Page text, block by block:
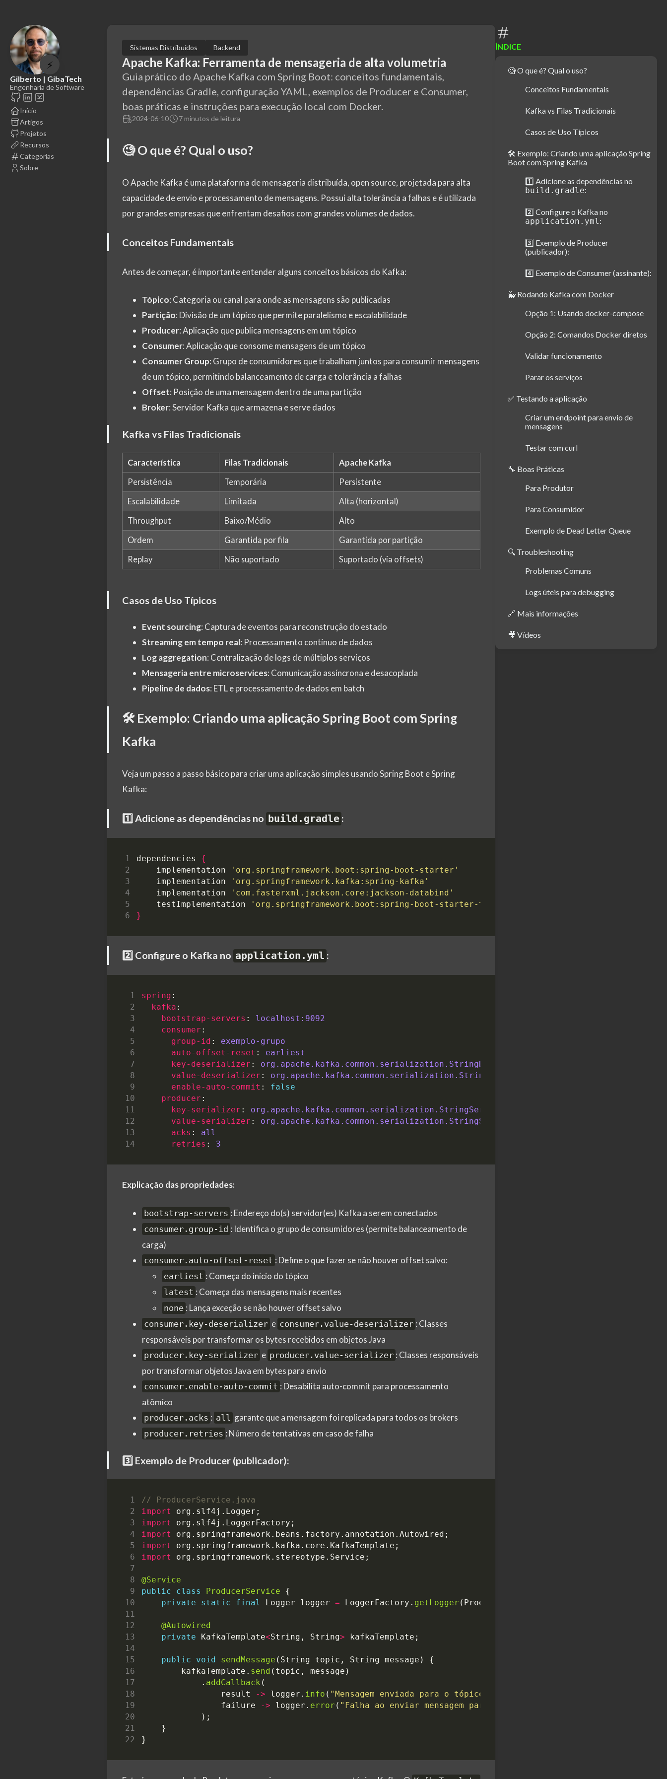
⚡
Gilberto | GibaTech
Engenharia de Software
Início
Artigos
Projetos
Recursos
Categorias
Sobre
ÍNDICE
🧐 O que é? Qual o uso?
Conceitos Fundamentais
Kafka vs Filas Tradicionais
Casos de Uso Típicos
🛠️ Exemplo: Criando uma aplicação Spring
Boot com Spring Kafka
1️⃣ Adicione as dependências no
build.gradle:
2️⃣ Configure o Kafka no
application.yml:
3️⃣ Exemplo de Producer
(publicador):
4️⃣ Exemplo de Consumer (assinante):
🐳 Rodando Kafka com Docker
Opção 1: Usando docker-compose
Opção 2: Comandos Docker diretos
Validar funcionamento
Parar os serviços
✅ Testando a aplicação
Criar um endpoint para envio de
mensagens
Testar com curl
🔧 Boas Práticas
Para Produtor
Para Consumidor
Exemplo de Dead Letter Queue
🔍 Troubleshooting
Problemas Comuns
Logs úteis para debugging
🔗 Mais informações
🎥 Vídeos
Sistemas Distribuídos Backend
Apache Kafka: Ferramenta de mensageria de alta volumetria
Guia prático do Apache Kafka com Spring Boot: conceitos fundamentais,
dependências Gradle, configuração YAML, exemplos de Producer e Consumer,
boas práticas e instruções para execução local com Docker.
2024-06-10 7 minutos de leitura
🧐 O que é? Qual o uso?
O Apache Kafka é uma plataforma de mensageria distribuída, open source, projetada para alta
capacidade de envio e processamento de mensagens. Possui alta tolerância a falhas e é utilizada
por grandes empresas que enfrentam desafios com grandes volumes de dados.
Conceitos Fundamentais
Antes de começar, é importante entender alguns conceitos básicos do Kafka:
Tópico: Categoria ou canal para onde as mensagens são publicadas
Partição: Divisão de um tópico que permite paralelismo e escalabilidade
Producer: Aplicação que publica mensagens em um tópico
Consumer: Aplicação que consome mensagens de um tópico
Consumer Group: Grupo de consumidores que trabalham juntos para consumir mensagens
de um tópico, permitindo balanceamento de carga e tolerância a falhas
Offset: Posição de uma mensagem dentro de uma partição
Broker: Servidor Kafka que armazena e serve dados
Kafka vs Filas Tradicionais
Característica Filas Tradicionais Apache Kafka
Persistência Temporária Persistente
Escalabilidade Limitada Alta (horizontal)
Throughput Baixo/Médio Alto
Ordem Garantida por fila Garantida por partição
Replay Não suportado Suportado (via offsets)
Casos de Uso Típicos
Event sourcing: Captura de eventos para reconstrução do estado
Streaming em tempo real: Processamento contínuo de dados
Log aggregation: Centralização de logs de múltiplos serviços
Mensageria entre microservices: Comunicação assíncrona e desacoplada
Pipeline de dados: ETL e processamento de dados em batch
🛠️ Exemplo: Criando uma aplicação Spring Boot com Spring
Kafka
Veja um passo a passo básico para criar uma aplicação simples usando Spring Boot e Spring
Kafka:
1️⃣ Adicione as dependências no build.gradle :
dependencies
{
implementation
'org.springframework.boot:spring-boot-starter'
implementation
'org.springframework.kafka:spring-kafka'
implementation
'com.fasterxml.jackson.core:jackson-databind'
testImplementation
'org.springframework.boot:spring-boot-starter-test'
}
2️⃣ Configure o Kafka no application.yml :
spring :
kafka :
bootstrap-servers :
localhost:9092
consumer :
group-id :
exemplo-grupo
auto-offset-reset :
earliest
key-deserializer :
org.apache.kafka.common.serialization.StringDeserializer
value-deserializer :
org.apache.kafka.common.serialization.StringDeserializer
enable-auto-commit :
false
producer :
key-serializer :
org.apache.kafka.common.serialization.StringSerializer
value-serializer :
org.apache.kafka.common.serialization.StringSerializer
acks :
all
retries : 3
Explicação das propriedades:
bootstrap-servers : Endereço do(s) servidor(es) Kafka a serem conectados
consumer.group-id : Identifica o grupo de consumidores (permite balanceamento de
carga)
consumer.auto-offset-reset : Define o que fazer se não houver offset salvo:
earliest : Começa do início do tópico
latest : Começa das mensagens mais recentes
none : Lança exceção se não houver offset salvo
consumer.key-deserializer e consumer.value-deserializer : Classes
responsáveis por transformar os bytes recebidos em objetos Java
producer.key-serializer e producer.value-serializer : Classes responsáveis
por transformar objetos Java em bytes para envio
consumer.enable-auto-commit : Desabilita auto-commit para processamento
atômico
producer.acks : all garante que a mensagem foi replicada para todos os brokers
producer.retries : Número de tentativas em caso de falha
3️⃣ Exemplo de Producer (publicador):
// ProducerService.java
import
org.slf4j.Logger ;
import
org.slf4j.LoggerFactory ;
import
org.springframework.beans.factory.annotation.Autowired ;
import
org.springframework.kafka.core.KafkaTemplate ;
import
org.springframework.stereotype.Service ;
@Service
public
class ProducerService
{
private
static final Logger logger = LoggerFactory . getLogger ( ProducerService
@Autowired
private
KafkaTemplate<String , String> kafkaTemplate ;
public void sendMessage ( String topic , String message )
{
kafkaTemplate . send ( topic , message )
. addCallback (
result
-> logger . info ( "Mensagem enviada para o tópico {}: {}"
failure
-> logger . error ( "Falha ao enviar mensagem para o tópico {}"
);
}
}